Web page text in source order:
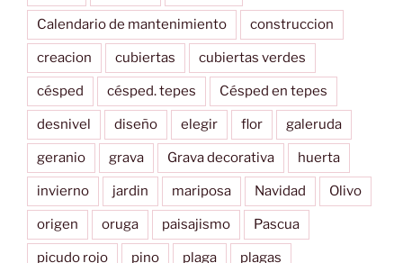
Calendario de mantenimiento construccion
creacion cubiertas cubiertas verdes
césped césped. tepes Césped en tepes
desnivel diseño elegir flor galeruda
geranio grava Grava decorativa huerta
invierno jardin mariposa Navidad Olivo
origen oruga paisajismo Pascua
picudo rojo pino plaga plagas